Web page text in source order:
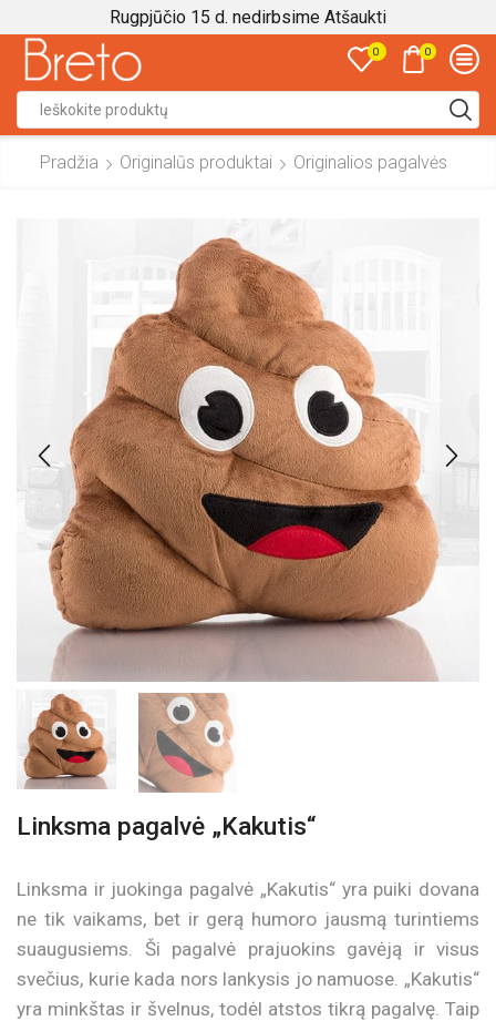
Rugpjūčio 15 d. nedirbsime Atšaukti
0 0
input
Pradžia Originalūs produktai Originalios pagalvės
Linksma pagalvė „Kakutis“
Linksma ir juokinga pagalvė „Kakutis“ yra puiki dovana
ne tik vaikams, bet ir gerą humoro jausmą turintiems
suaugusiems. Ši pagalvė prajuokins gavėją ir visus
svečius, kurie kada nors lankysis jo namuose. „Kakutis“
yra minkštas ir švelnus, todėl atstos tikrą pagalvę. Taip